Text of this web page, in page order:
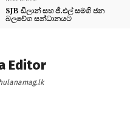
SJB ඩිලාන් සහ ජී.එල් සමගි ජන
බලවේග සන්ධානයට
Editor